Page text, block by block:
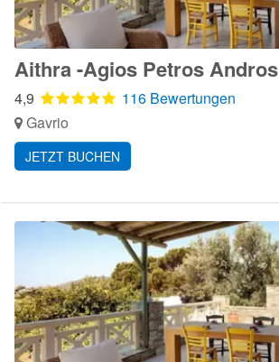
Aithra -Agios Petros Andros
4,9
116 Bewertungen
Gavrio
JETZT BUCHEN